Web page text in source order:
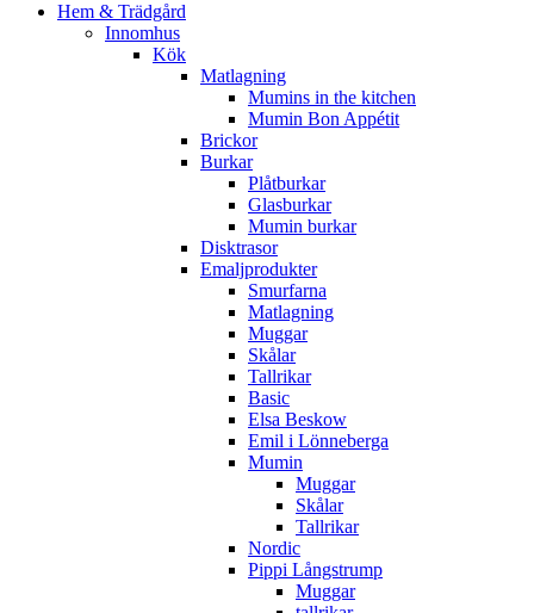
Hem & Trädgård
Innomhus
Kök
Matlagning
Mumins in the kitchen
Mumin Bon Appétit
Brickor
Burkar
Plåtburkar
Glasburkar
Mumin burkar
Disktrasor
Emaljprodukter
Smurfarna
Matlagning
Muggar
Skålar
Tallrikar
Basic
Elsa Beskow
Emil i Lönneberga
Mumin
Muggar
Skålar
Tallrikar
Nordic
Pippi Långstrump
Muggar